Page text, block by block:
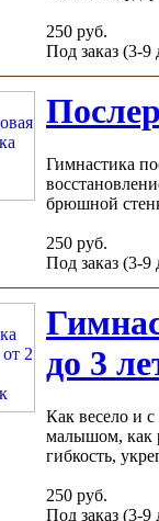
250 руб.
Под заказ (3-9
Гимнастика
брюшной
250 руб.
Под заказ (3-9
до 3
Как весело и
малышом, как
гибкость,
250 руб.
Под заказ (3-9